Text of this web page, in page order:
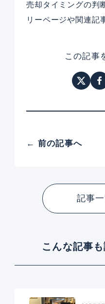
売却タイミングの判
リーページや関連記
この記事
← 前の記事へ
記事
こんな記事